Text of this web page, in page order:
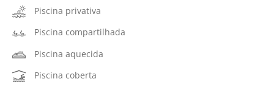
Piscina privativa
Piscina compartilhada
Piscina aquecida
Piscina coberta